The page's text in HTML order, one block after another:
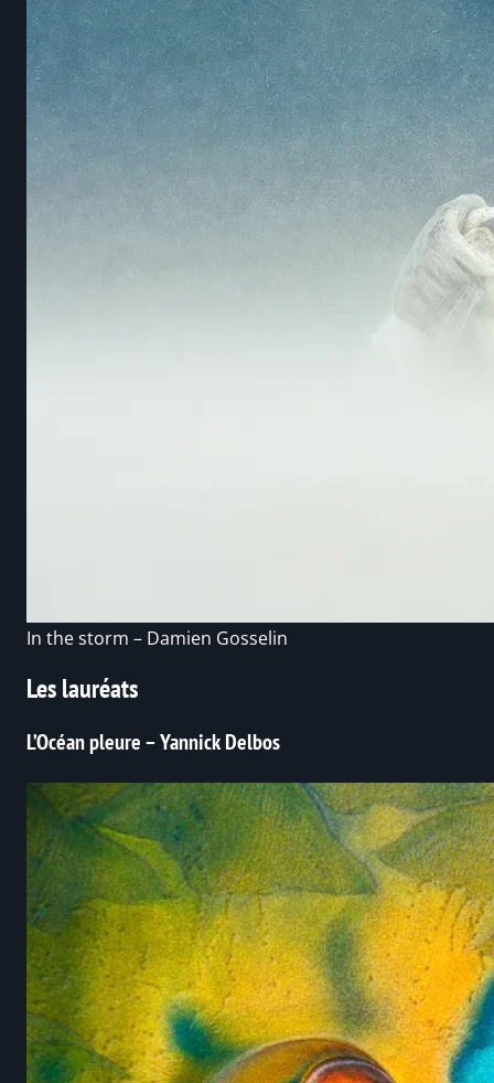
In the storm – Damien Gosselin
Les lauréats
L’Océan pleure – Yannick Delbos